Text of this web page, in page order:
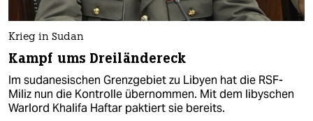
Krieg in Sudan
Kampf ums Dreiländereck
Im sudanesischen Grenzgebiet zu Libyen hat die RSF-
Miliz nun die Kontrolle übernommen. Mit dem libyschen
Warlord Khalifa Haftar paktiert sie bereits.